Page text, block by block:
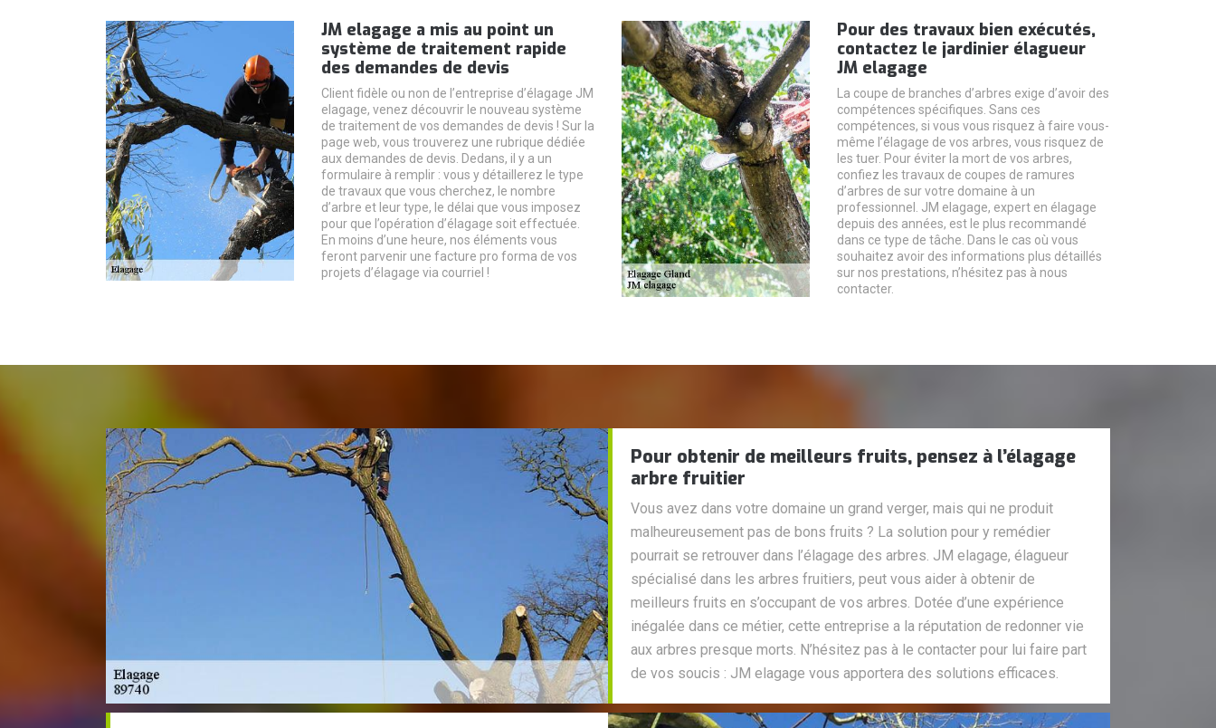
JM elagage a mis au point un
système de traitement rapide
des demandes de devis
Client fidèle ou non de l’entreprise d’élagage JM
elagage, venez découvrir le nouveau système
de traitement de vos demandes de devis ! Sur la
page web, vous trouverez une rubrique dédiée
aux demandes de devis. Dedans, il y a un
formulaire à remplir : vous y détaillerez le type
de travaux que vous cherchez, le nombre
d’arbre et leur type, le délai que vous imposez
pour que l’opération d’élagage soit effectuée.
En moins d’une heure, nos éléments vous
feront parvenir une facture pro forma de vos
projets d’élagage via courriel !
Pour des travaux bien exécutés,
contactez le jardinier élagueur
JM elagage
La coupe de branches d’arbres exige d’avoir des
compétences spécifiques. Sans ces
compétences, si vous vous risquez à faire vous-
même l’élagage de vos arbres, vous risquez de
les tuer. Pour éviter la mort de vos arbres,
confiez les travaux de coupes de ramures
d’arbres de sur votre domaine à un
professionnel. JM elagage, expert en élagage
depuis des années, est le plus recommandé
dans ce type de tâche. Dans le cas où vous
souhaitez avoir des informations plus détaillés
sur nos prestations, n’hésitez pas à nous
contacter.
Pour obtenir de meilleurs fruits, pensez à l’élagage
arbre fruitier
Vous avez dans votre domaine un grand verger, mais qui ne produit
malheureusement pas de bons fruits ? La solution pour y remédier
pourrait se retrouver dans l’élagage des arbres. JM elagage, élagueur
spécialisé dans les arbres fruitiers, peut vous aider à obtenir de
meilleurs fruits en s’occupant de vos arbres. Dotée d’une expérience
inégalée dans ce métier, cette entreprise a la réputation de redonner vie
aux arbres presque morts. N’hésitez pas à le contacter pour lui faire part
de vos soucis : JM elagage vous apportera des solutions efficaces.